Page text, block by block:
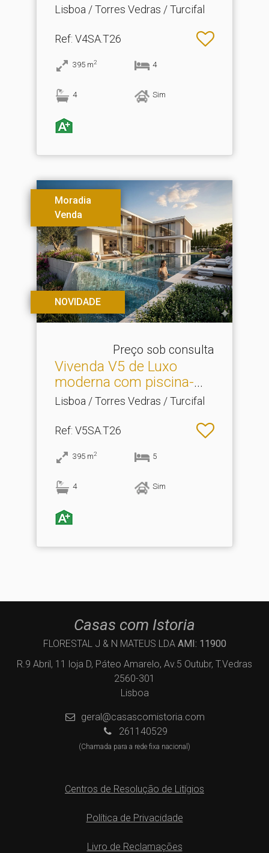
Lisboa / Torres Vedras / Turcifal
Ref: V4SA.T26
395 m2 4
4 Sim
Moradia
Venda
NOVIDADE
Preço sob consulta
Vivenda V5 de Luxo
moderna com piscina-
Quint.​..
Lisboa / Torres Vedras / Turcifal
Ref: V5SA.T26
395 m2 5
4 Sim
Casas com Istoria
FLORESTAL J & N MATEUS LDA AMI: 11900
R.9 Abril, 11 loja D, Páteo Amarelo, Av.5 Outubr, T.Vedras
2560-301
Lisboa
geral@casascomistoria.com
261140529
(Chamada para a rede fixa nacional)
Centros de Resolução de Litígios
Política de Privacidade
Livro de Reclamações